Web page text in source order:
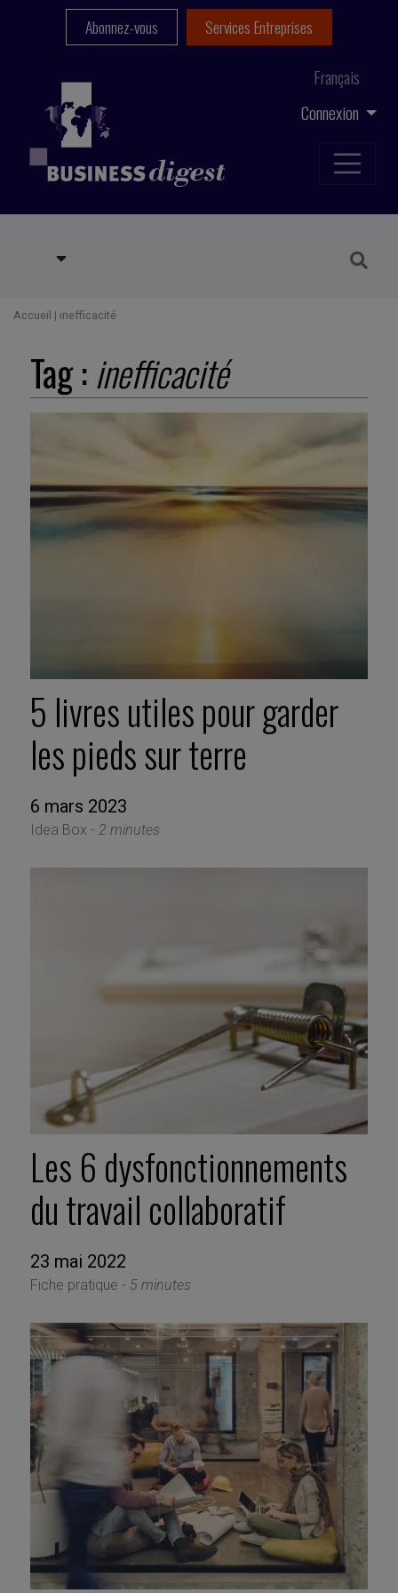
Connexion
Français
Abonnez-vous Services Entreprises
Accueil | inefficacité
Tag :inefficacité
5 livres utiles pour garder
les pieds sur terre
6 mars 2023
Idea Box - 2 minutes
Les 6 dysfonctionnements
du travail collaboratif
23 mai 2022
Fiche pratique - 5 minutes